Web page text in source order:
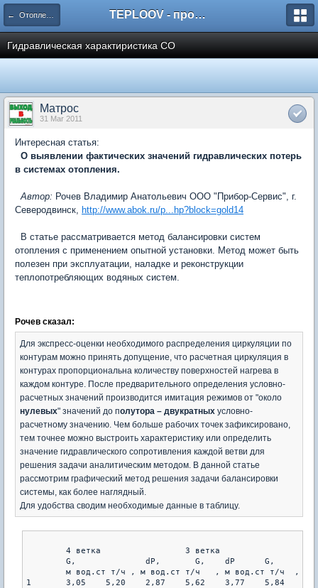
← Отопление, вентиляция, кондиционирование TEPLOOV - программный комплекс для расчёта систем отопления и вентиляции
Гидравлическая характиристика СО
Матрос
31 Mar 2011
Интересная статья:
О выявлении фактических значений гидравлических потерь
в системах отопления.
Автор: Рочев Владимир Анатольевич ООО "Прибор-Сервис", г.
Северодвинск, http://www.abok.ru/p...hp?block=gold14
В статье рассматривается метод балансировки систем
отопления с применением опытной установки. Метод может быть
полезен при эксплуатации, наладке и реконструкции
теплопотребляющих водяных систем.
Рочев сказал:
Для экспресс-оценки необходимого распределения циркуляции по
контурам можно принять допущение, что расчетная циркуляция в
контурах пропорциональна количеству поверхностей нагрева в
каждом контуре. После предварительного определения условно-
расчетных значений производится имитация режимов от "около
нулевых" значений до полутора – двукратных условно-
расчетному значению. Чем больше рабочих точек зафиксировано,
тем точнее можно выстроить характеристику или определить
значение гидравлического сопротивления каждой ветви для
решения задачи аналитическим методом. В данной статье
рассмотрим графический метод решения задачи балансировки
системы, как более наглядный.
Для удобства сводим необходимые данные в таблицу.
1	3,05	5,20	2,87	5,62	3,77	5,84	2,93	5,32